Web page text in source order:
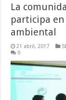
La
participa en
ambiental
21 abril, 2017
0